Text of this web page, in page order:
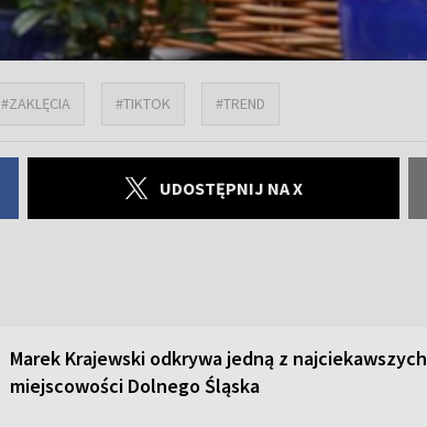
#ZAKLĘCIA #TIKTOK #TREND
UDOSTĘPNIJ NA X
Marek Krajewski odkrywa jedną z najciekawszych
miejscowości Dolnego Śląska